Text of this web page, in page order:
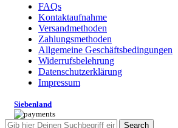
FAQs
Kontaktaufnahme
Versandmethoden
Zahlungsmethoden
Allgemeine Geschäftsbedingungen
Widerrufsbelehrung
Datenschutzerklärung
Impressum
Siebenland
Search